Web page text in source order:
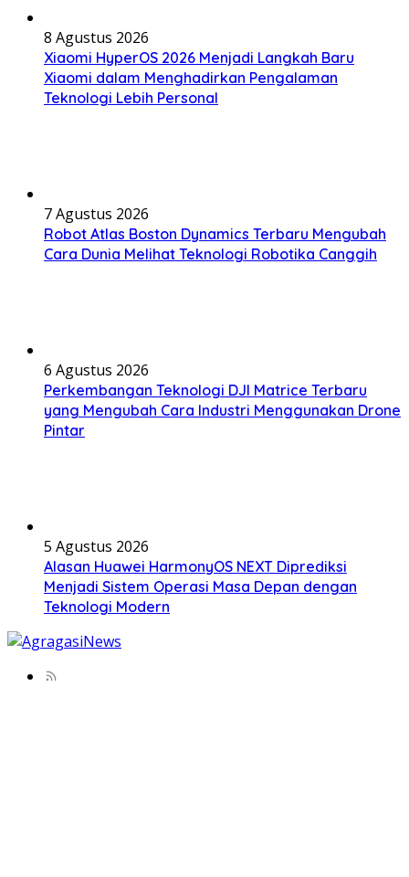
8 Agustus 2026
Xiaomi HyperOS 2026 Menjadi Langkah Baru
Xiaomi dalam Menghadirkan Pengalaman
Teknologi Lebih Personal
7 Agustus 2026
Robot Atlas Boston Dynamics Terbaru Mengubah
Cara Dunia Melihat Teknologi Robotika Canggih
6 Agustus 2026
Perkembangan Teknologi DJI Matrice Terbaru
yang Mengubah Cara Industri Menggunakan Drone
Pintar
5 Agustus 2026
Alasan Huawei HarmonyOS NEXT Diprediksi
Menjadi Sistem Operasi Masa Depan dengan
Teknologi Modern